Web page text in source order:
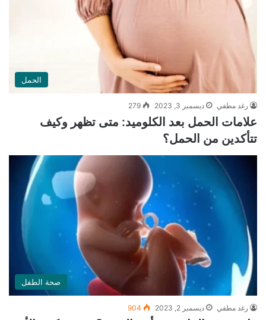
الحمل
رغد مطفي ديسمبر 3, 2023 279
علامات الحمل بعد الكلوميد: متى تظهر وكيف
تتأكدين من الحمل؟
صحة الطفل
رغد مطفي ديسمبر 2, 2023 904